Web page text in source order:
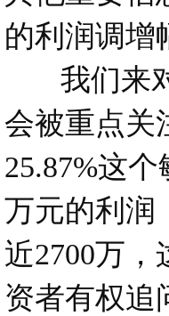
的利润调增
我们来对
会被重点关
25.87%这
万元的利润
近2700万
资者有权追